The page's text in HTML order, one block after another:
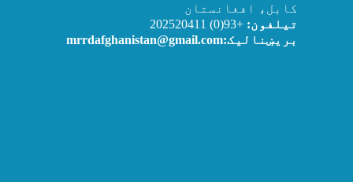
کابل، افغانستان
تیلفون: +93(0) 202520411
بریښنالیک:mrrdafghanistan@gmail.com